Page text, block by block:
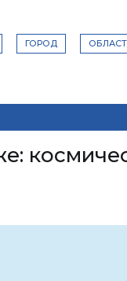
ГОРОД